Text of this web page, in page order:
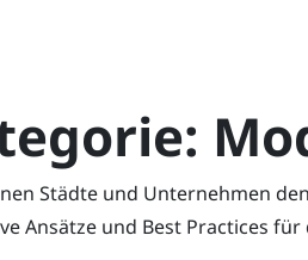
Städte und Unternehmen
Ansätze und Best Practices